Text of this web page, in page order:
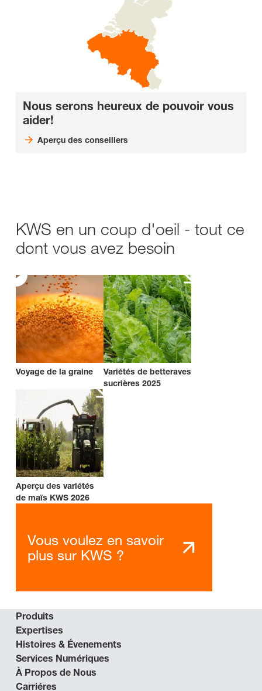
Nous serons heureux de pouvoir vous
aider!
Aperçu des conseillers
KWS en un coup d'oeil - tout ce
dont vous avez besoin
Voyage de la graine
Variétés de betteraves
sucrières 2025
Aperçu des variétés
de maïs KWS 2026
Vous voulez en savoir
plus sur KWS ?
Produits
Expertises
Histoires & Évenements
Services Numériques
À Propos de Nous
Carriéres